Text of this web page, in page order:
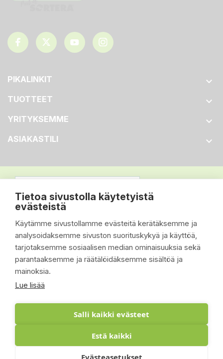
Tietoa sivustolla käytetyistä
evästeistä
Käytämme sivustollamme evästeitä kerätäksemme ja
analysoidaksemme sivuston suorituskykyä ja käyttöä,
tarjotaksemme sosiaalisen median ominaisuuksia sekä
parantaaksemme ja räätälöidäksemme sisältöä ja
mainoksia.
Lue lisää
Salli kaikki evästeet
Estä kaikki
Evästeasetukset
PIKALINKIT 
TUOTTEET 
YRITYKSEMME 
ASIAKASTILI 
© 2026 - Suomen Siisti Piha Oy - Toteutus: